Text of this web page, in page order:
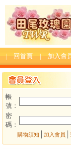
| 回首頁 | 加入會
帳
號：
密
碼：
購物須知 加入會員